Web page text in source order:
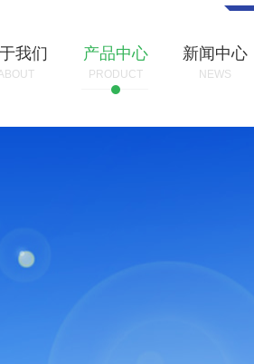
我们 产品中心
PRODUCT
新闻中心
NEWS